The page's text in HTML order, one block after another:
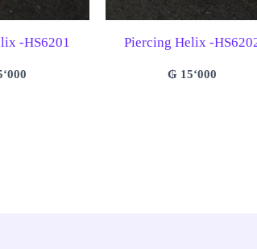
-HS6201 Piercing Helix -
₲15‘000